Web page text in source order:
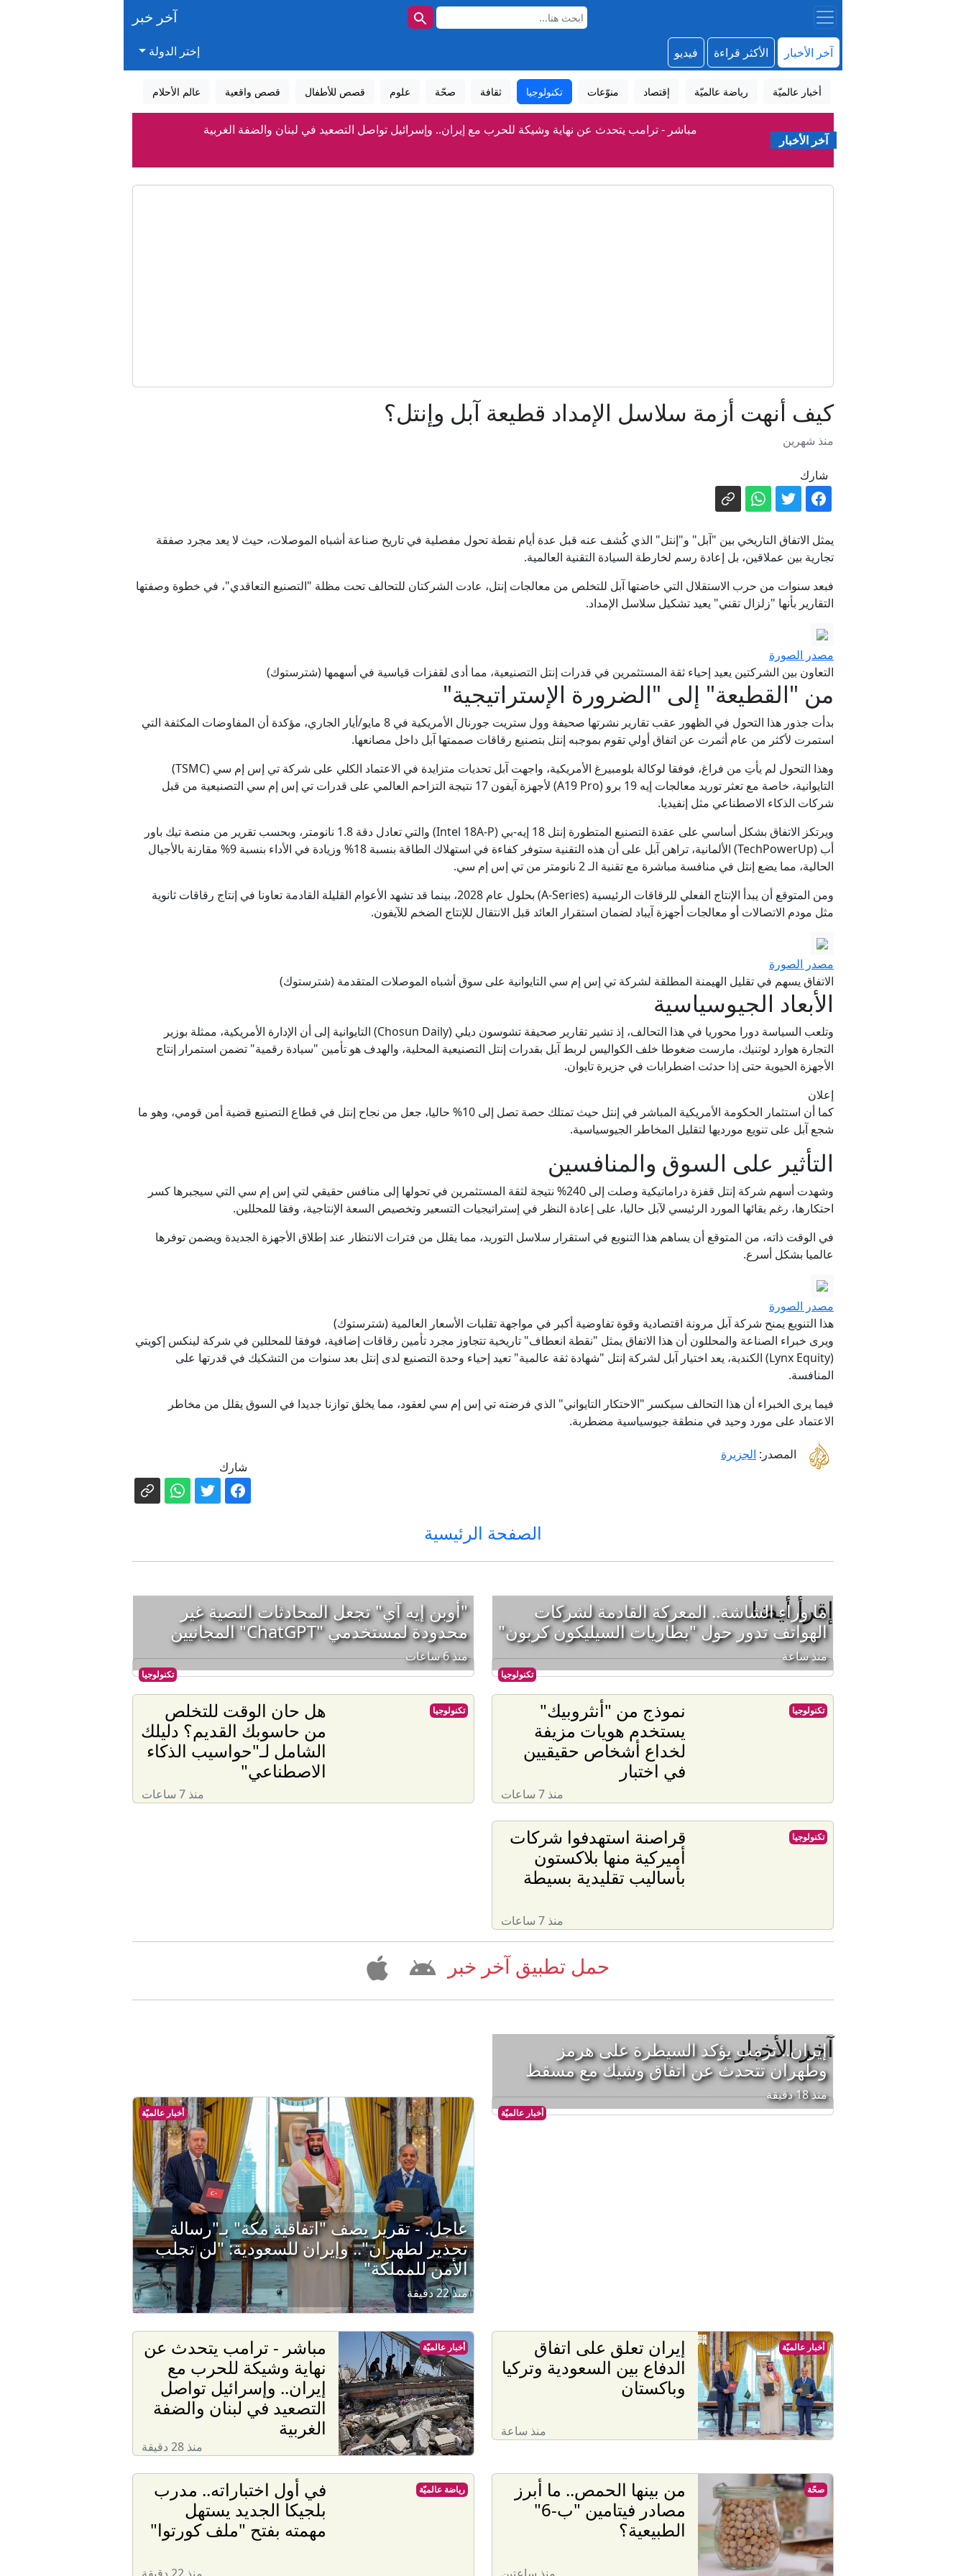
آخر خبر
آخر الأخبار الأكثر قراءة فيديو إختر الدولة
أخبار عالميّة رياضة عالميّة إقتصاد منوّعات تكنولوجيا ثقافة صحّة علوم قصص للأطفال قصص واقعية عالم الأحلام
آخر الأخبار
مباشر - ترامب يتحدث عن نهاية وشيكة للحرب مع إيران.. وإسرائيل تواصل التصعيد في لبنان والضفة الغربية
في أول اختباراته.. مدرب بلجيكا الجديد يستهل مهمته بفتح "ملف كورتوا"
حلف "الثلاثة الكبار".. كيف يعيد الاتفاق المشترك رسم خريطة الردع بالشرق الأوسط؟
الموساد يُبعد اثنين من كبار مسؤوليه.. خطة فاشلة لتغيير النظام الإيراني وراء القرار؟
إلى أين تتجه سياسة كولومبيا مع تنصيب "نمر ترمب" رئيسا؟
اتفاقية الدفاع المشترك بين السعودية وباكستان وتركيا.. ما الذي نعرفه حتى الآن؟
الرئاسة التركية: "اتفاقية مكة" خطوة تاريخية تصون السلام والاستقرار
زاخاروفا: هجوم الرئيس البولندي على روسيا نتاج "عقد تاريخية"
رواج إعلان الأمير علي عدم تغير الموقف من إنفانتينو رغم وصول المستحقات
إيران.. ترمب يؤكد السيطرة على هرمز وطهران تتحدث عن اتفاق وشيك مع مسقط
كيف أنهت أزمة سلاسل الإمداد قطيعة آبل وإنتل؟
منذ شهرين
شارك
يمثل الاتفاق التاريخي بين "آبل" و"إنتل" الذي كُشف عنه قبل عدة أيام نقطة تحول مفصلية في تاريخ صناعة أشباه الموصلات، حيث لا يعد مجرد صفقة
تجارية بين عملاقين، بل إعادة رسم لخارطة السيادة التقنية العالمية.
فبعد سنوات من حرب الاستقلال التي خاضتها آبل للتخلص من معالجات إنتل، عادت الشركتان للتحالف تحت مظلة "التصنيع التعاقدي"، في خطوة وصفتها
التقارير بأنها "زلزال تقني" يعيد تشكيل سلاسل الإمداد.
مصدر الصورة
التعاون بين الشركتين يعيد إحياء ثقة المستثمرين في قدرات إنتل التصنيعية، مما أدى لقفزات قياسية في أسهمها (شترستوك)
من "القطيعة" إلى "الضرورة الإستراتيجية"
بدأت جذور هذا التحول في الظهور عقب تقارير نشرتها صحيفة وول ستريت جورنال الأمريكية في 8 مايو/أيار الجاري، مؤكدة أن المفاوضات المكثفة التي
استمرت لأكثر من عام أثمرت عن اتفاق أولي تقوم بموجبه إنتل بتصنيع رقاقات صممتها آبل داخل مصانعها.
وهذا التحول لم يأتِ من فراغ، فوفقا لوكالة بلومبيرغ الأمريكية، واجهت آبل تحديات متزايدة في الاعتماد الكلي على شركة تي إس إم سي (TSMC)
التايوانية، خاصة مع تعثر توريد معالجات إيه 19 برو (A19 Pro) لأجهزة آيفون 17 نتيجة التزاحم العالمي على قدرات تي إس إم سي التصنيعية من قبل
شركات الذكاء الاصطناعي مثل إنفيديا.
ويرتكز الاتفاق بشكل أساسي على عقدة التصنيع المتطورة إنتل 18 إيه-بي (Intel 18A-P) والتي تعادل دقة 1.8 نانومتر، وبحسب تقرير من منصة تيك باور
أب (TechPowerUp) الألمانية، تراهن آبل على أن هذه التقنية ستوفر كفاءة في استهلاك الطاقة بنسبة 18% وزيادة في الأداء بنسبة 9% مقارنة بالأجيال
الحالية، مما يضع إنتل في منافسة مباشرة مع تقنية الـ 2 نانومتر من تي إس إم سي.
ومن المتوقع أن يبدأ الإنتاج الفعلي للرقاقات الرئيسية (A-Series) بحلول عام 2028، بينما قد تشهد الأعوام القليلة القادمة تعاونا في إنتاج رقاقات ثانوية
مثل مودم الاتصالات أو معالجات أجهزة آيباد لضمان استقرار العائد قبل الانتقال للإنتاج الضخم للآيفون.
مصدر الصورة
الاتفاق يسهم في تقليل الهيمنة المطلقة لشركة تي إس إم سي التايوانية على سوق أشباه الموصلات المتقدمة (شترستوك)
الأبعاد الجيوسياسية
وتلعب السياسة دورا محوريا في هذا التحالف، إذ تشير تقارير صحيفة تشوسون ديلي (Chosun Daily) التايوانية إلى أن الإدارة الأمريكية، ممثلة بوزير
التجارة هوارد لوتنيك، مارست ضغوطا خلف الكواليس لربط آبل بقدرات إنتل التصنيعية المحلية، والهدف هو تأمين "سيادة رقمية" تضمن استمرار إنتاج
الأجهزة الحيوية حتى إذا حدثت اضطرابات في جزيرة تايوان.
إعلان
كما أن استثمار الحكومة الأمريكية المباشر في إنتل حيث تمتلك حصة تصل إلى 10% حاليا، جعل من نجاح إنتل في قطاع التصنيع قضية أمن قومي، وهو ما
شجع آبل على تنويع مورديها لتقليل المخاطر الجيوسياسية.
التأثير على السوق والمنافسين
وشهدت أسهم شركة إنتل قفزة دراماتيكية وصلت إلى 240% نتيجة لثقة المستثمرين في تحولها إلى منافس حقيقي لتي إس إم سي التي سيجبرها كسر
احتكارها، رغم بقائها المورد الرئيسي لآبل حاليا، على إعادة النظر في إستراتيجيات التسعير وتخصيص السعة الإنتاجية، وفقا للمحللين.
في الوقت ذاته، من المتوقع أن يساهم هذا التنويع في استقرار سلاسل التوريد، مما يقلل من فترات الانتظار عند إطلاق الأجهزة الجديدة ويضمن توفرها
عالميا بشكل أسرع.
مصدر الصورة
هذا التنويع يمنح شركة آبل مرونة اقتصادية وقوة تفاوضية أكبر في مواجهة تقلبات الأسعار العالمية (شترستوك)
ويرى خبراء الصناعة والمحللون أن هذا الاتفاق يمثل "نقطة انعطاف" تاريخية تتجاوز مجرد تأمين رقاقات إضافية، فوفقا للمحللين في شركة لينكس إكويتي
(Lynx Equity) الكندية، يعد اختيار آبل لشركة إنتل "شهادة ثقة عالمية" تعيد إحياء وحدة التصنيع لدى إنتل بعد سنوات من التشكيك في قدرتها على
المنافسة.
فيما يرى الخبراء أن هذا التحالف سيكسر "الاحتكار التايواني" الذي فرضته تي إس إم سي لعقود، مما يخلق توازنا جديدا في السوق يقلل من مخاطر
الاعتماد على مورد وحيد في منطقة جيوسياسية مضطربة.
المصدر: الجزيرة
شارك
الصفحة الرئيسية
إقرأ أيضا
تكنولوجيا
ما وراء الشاشة.. المعركة القادمة لشركات
الهواتف تدور حول "بطاريات السيليكون كربون"
منذ ساعة
تكنولوجيا
"أوبن إيه آي" تجعل المحادثات النصية غير
محدودة لمستخدمي "ChatGPT" المجانيين
منذ 6 ساعات
نموذج من "أنثروبيك"
يستخدم هويات مزيفة
لخداع أشخاص حقيقيين
في اختبار
منذ 7 ساعات
تكنولوجيا
هل حان الوقت للتخلص
من حاسوبك القديم؟ دليلك
الشامل لـ"حواسيب الذكاء
الاصطناعي"
منذ 7 ساعات
تكنولوجيا
قراصنة استهدفوا شركات
أميركية منها بلاكستون
بأساليب تقليدية بسيطة
منذ 7 ساعات
تكنولوجيا
حمل تطبيق آخر خبر
آخر الأخبار
أخبار عالميّة
إيران.. ترمب يؤكد السيطرة على هرمز
وطهران تتحدث عن اتفاق وشيك مع مسقط
منذ 18 دقيقة
أخبار عالميّة
عاجل. - تقرير يصف "اتفاقية مكة" بـ"رسالة
تحذير لطهران".. وإيران للسعودية: "لن تجلب
الأمن للمملكة"
منذ 22 دقيقة
إيران تعلق على اتفاق
الدفاع بين السعودية وتركيا
وباكستان
منذ ساعة
أخبار عالميّة
مباشر - ترامب يتحدث عن
نهاية وشيكة للحرب مع
إيران.. وإسرائيل تواصل
التصعيد في لبنان والضفة
الغربية
منذ 28 دقيقة
أخبار عالميّة
من بينها الحمص.. ما أبرز
مصادر فيتامين "ب-6"
الطبيعية؟
صحّة
في أول اختباراته.. مدرب
بلجيكا الجديد يستهل
مهمته بفتح "ملف كورتوا"
رياضة عالميّة